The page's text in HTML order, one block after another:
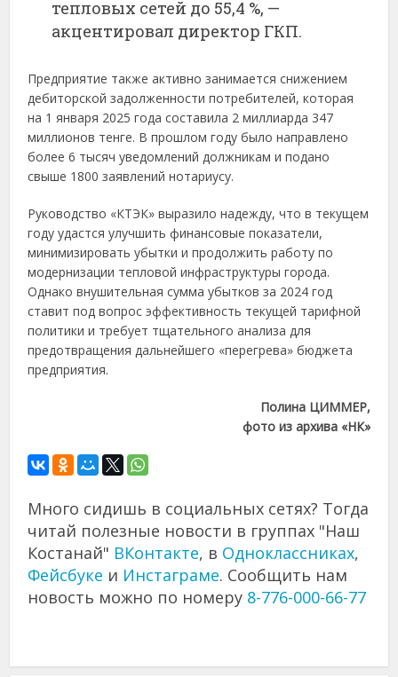
тепловых сетей до 55,4 %, —
акцентировал директор ГКП.
Предприятие также активно занимается снижением
дебиторской задолженности потребителей, которая
на 1 января 2025 года составила 2 миллиарда 347
миллионов тенге. В прошлом году было направлено
более 6 тысяч уведомлений должникам и подано
свыше 1800 заявлений нотариусу.
Руководство «КТЭК» выразило надежду, что в текущем
году удастся улучшить финансовые показатели,
минимизировать убытки и продолжить работу по
модернизации тепловой инфраструктуры города.
Однако внушительная сумма убытков за 2024 год
ставит под вопрос эффективность текущей тарифной
политики и требует тщательного анализа для
предотвращения дальнейшего «перегрева» бюджета
предприятия.
Полина ЦИММЕР,
фото из архива «НК»
Много сидишь в социальных сетях? Тогда
читай полезные новости в группах "Наш
Костанай" ВКонтакте, в Одноклассниках,
Фейсбуке и Инстаграме. Сообщить нам
новость можно по номеру 8-776-000-66-77